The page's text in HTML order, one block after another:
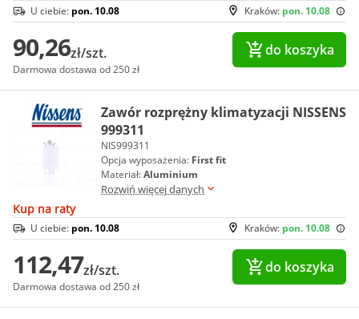
Kraków: pon. 10.08
U ciebie: pon. 10.08
90,26zł/szt.
Darmowa dostawa od 250 zł
do koszyka
Zawór rozprężny klimatyzacji NISSENS
999311
NIS999311
Opcja wyposażenia: First fit
Materiał:Aluminium
Rozwiń więcej danych
Kup na raty
Kraków: pon. 10.08
U ciebie: pon. 10.08
112,47zł/szt.
Darmowa dostawa od 250 zł
do koszyka